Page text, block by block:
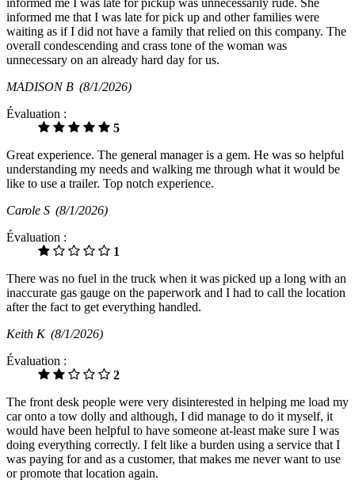
informed me that I was late for pick up and other families were
waiting as if I did not have a family that relied on this company. The
overall condescending and crass tone of the woman was
unnecessary on an already hard day for us.
MADISON B (8/1/2026)
Évaluation :
5
Great experience. The general manager is a gem. He was so helpful
understanding my needs and walking me through what it would be
like to use a trailer. Top notch experience.
Carole S (8/1/2026)
Évaluation :
1
There was no fuel in the truck when it was picked up a long with an
inaccurate gas gauge on the paperwork and I had to call the location
after the fact to get everything handled.
Keith K (8/1/2026)
Évaluation :
2
The front desk people were very disinterested in helping me load my
car onto a tow dolly and although, I did manage to do it myself, it
would have been helpful to have someone at-least make sure I was
doing everything correctly. I felt like a burden using a service that I
was paying for and as a customer, that makes me never want to use
or promote that location again.